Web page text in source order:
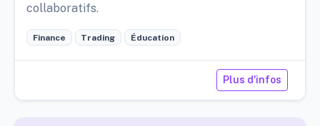
collaboratifs.
Finance Trading Éducation
Plus d'infos